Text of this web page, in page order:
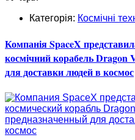
Категорія: Космічні
Компанія SpaceX
космічний корабель Dragon
для доставки людей в космос